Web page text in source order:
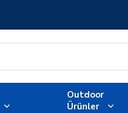
Outdoor
Ürünler